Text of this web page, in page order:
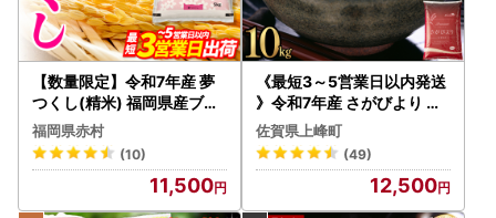
【数量限定】令和7年産 夢
つくし(精米) 福岡県産ブラ
ンド米 10kg (品番:3X11R7)
福岡県赤村
(10)
11,500
《最短3～5営業日以内発送
》令和7年産 さがびより 佐
賀県産（精米）10kg
佐賀県上峰町
(49)
12,500